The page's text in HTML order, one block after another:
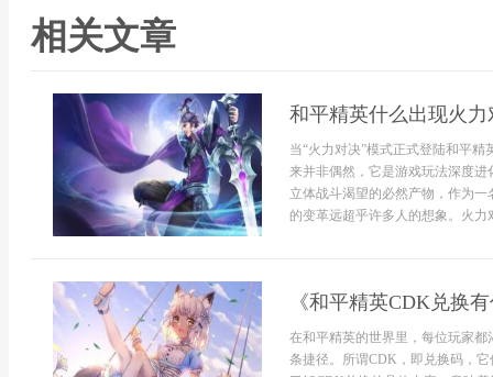
相关文章
和平精英什么出现火
当“火力对决”模式正式登陆和平
来并非偶然，它是游戏玩法深度
立体战斗渴望的必然产物，作为
的变革远超乎许多人的想象。火
《和平精英CDK兑换
在和平精英的世界里，每位玩家
条捷径。所谓CDK，即兑换码，